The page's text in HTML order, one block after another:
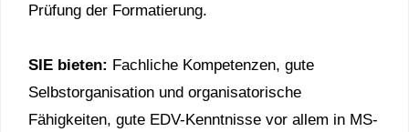
Prüfung der Formatierung.
SIE bieten: Fachliche Kompetenzen, gute
Selbstorganisation und organisatorische
Fähigkeiten, gute EDV-Kenntnisse vor allem in MS-